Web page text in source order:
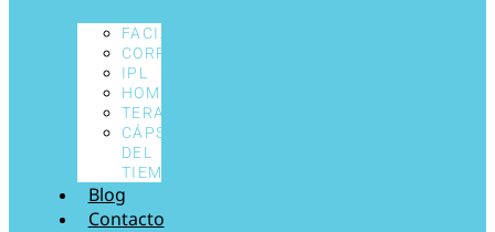
FACIALES
CORPORALES
IPL
HOMBRES
TERAPIAS
CÁPSULA
DEL
TIEMPO
Blog
Contacto